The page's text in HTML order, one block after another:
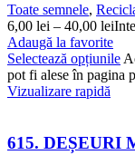
Toate semnele,
6,00 lei – 40,00 lei
Adaugă la favorite
Selectează opțiunile
pot fi alese în pagina
Vizualizare rapidă
615. DEȘEURI